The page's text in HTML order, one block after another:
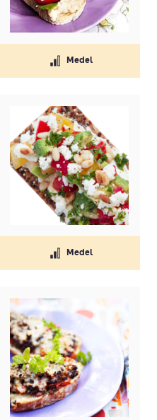
Medel
Medel